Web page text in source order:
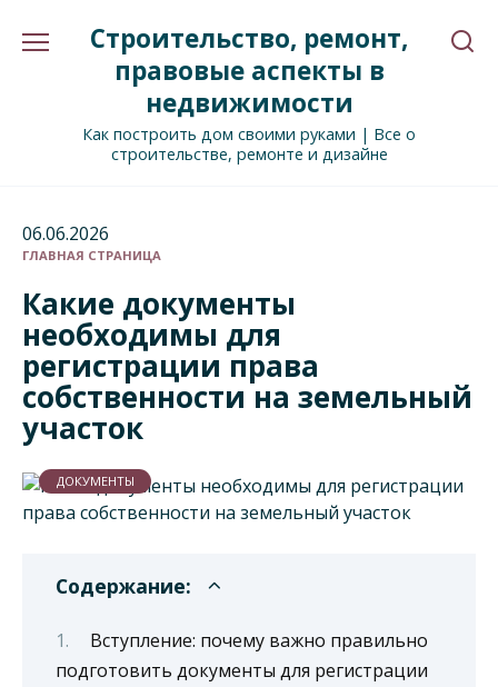
Строительство, ремонт,
правовые аспекты в
недвижимости
Как построить дом своими руками | Все о
строительстве, ремонте и дизайне
06.06.2026
ГЛАВНАЯ СТРАНИЦА
Какие документы
необходимы для
регистрации права
собственности на земельный
участок
ДОКУМЕНТЫ
Содержание:
Вступление: почему важно правильно
подготовить документы для регистрации